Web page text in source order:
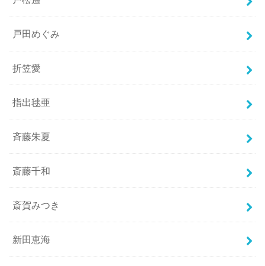
戸田めぐみ
折笠愛
指出毬亜
斉藤朱夏
斎藤千和
斎賀みつき
新田恵海